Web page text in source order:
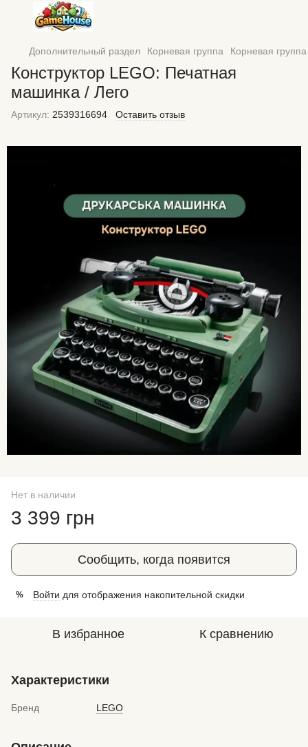
Дополнительный раздел Корневая группа Корневая
Конструктор LEGO: Печатная
машинка / Лего
Артикул: 2539316694 Оставить отзыв
Нет в наличии
3 399 грн
Сообщить, когда появится
% Войти для отображения накопительной скидки
В избранное К сравнению
Характеристики
Бренд LEGO